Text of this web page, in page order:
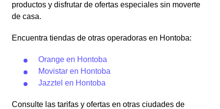
productos y disfrutar de ofertas especiales sin moverte
de casa.
Encuentra tiendas de otras operadoras en Hontoba:
Orange en Hontoba
Movistar en Hontoba
Jazztel en Hontoba
Consulte las tarifas y ofertas en otras ciudades de